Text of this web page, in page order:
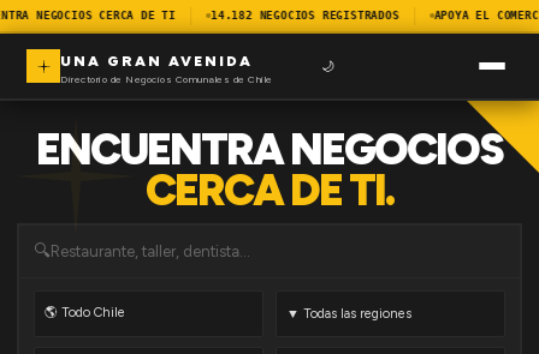
NEGOCIOS CERCA DE TI 14.182 NEGOCIOS REGISTRADOS APOYA EL
UNA GRAN AVENIDA
Directorio de Negocios Comunales de Chile
🌙
ENCUENTRA NEGOCIOS
CERCA DE TI.
🔍